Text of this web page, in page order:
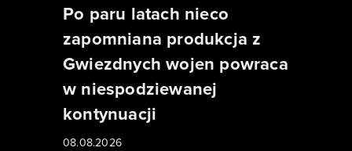
Po paru latach nieco
zapomniana produkcja z
Gwiezdnych wojen powraca
w niespodziewanej
kontynuacji
08.08.2026